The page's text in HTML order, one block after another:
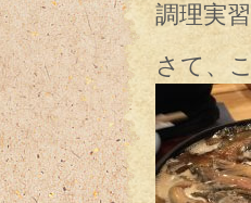
調理実
さて、